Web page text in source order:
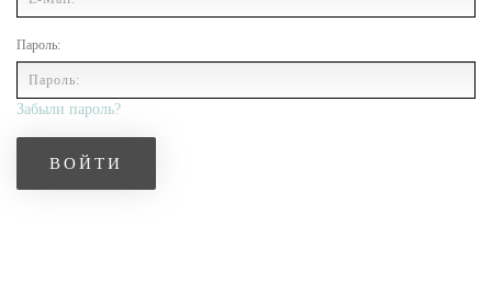
Пароль:
Забыли пароль?